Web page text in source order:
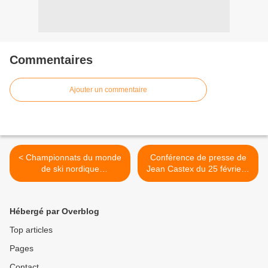
Commentaires
Ajouter un commentaire
< Championnats du monde
de ski nordique
d'Oberstdorf à suivre en
Conférence de presse de
Jean Castex du 25 février -
Edition spéciale sur TF1 >
Hébergé par Overblog
Top articles
Pages